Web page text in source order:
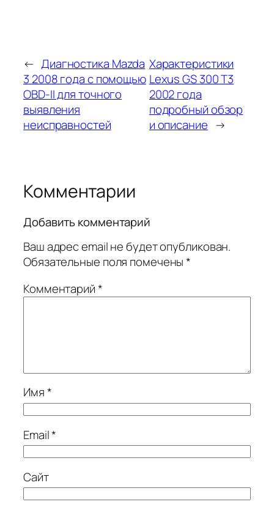
← Диагностика Mazda
3 2008 года с помощью
OBD-II для точного
выявления
неисправностей
Характеристики
Lexus GS 300 T3
2002 года
подробный обзор
и описание →
Комментарии
Добавить комментарий
Ваш адрес email не будет опубликован.
Обязательные поля помечены*
Комментарий*
Имя*
Email*
Сайт